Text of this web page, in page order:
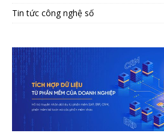
Tin tức công nghệ số